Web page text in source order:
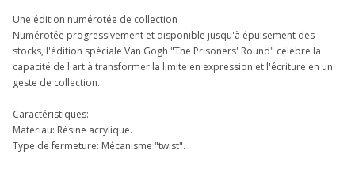
Une édition numérotée de collection
Numérotée progressivement et disponible jusqu'à épuisement des
stocks, l'édition spéciale Van Gogh "The Prisoners' Round" célèbre la
capacité de l'art à transformer la limite en expression et l'écriture en un
geste de collection.
Caractéristiques:
Matériau: Résine acrylique.
Type de fermeture: Mécanisme "twist".